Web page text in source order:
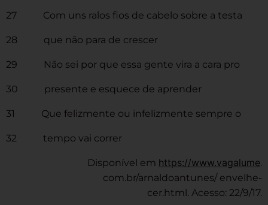
27 Com uns ralos fios de cabelo sobre a testa
28 que não para de crescer
29 Não sei por que essa gente vira a cara pro
30 presente e esquece de aprender
31 Que felizmente ou infelizmente sempre o
32 tempo vai correr
Disponível em https://www.vagalume.
com.br/arnaldoantunes/ envelhe-
cer.html. Acesso: 22/9/17.